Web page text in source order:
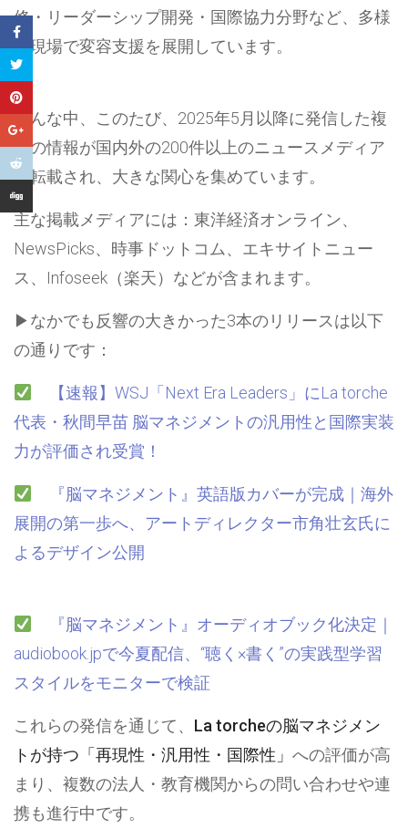
修・リーダーシップ開発・国際協力分野など、多様
な現場で変容支援を展開しています。
そんな中、このたび、2025年5月以降に発信した複
数の情報が国内外の200件以上のニュースメディア
に転載され、大きな関心を集めています。
主な掲載メディアには：東洋経済オンライン、
NewsPicks、時事ドットコム、エキサイトニュー
ス、Infoseek（楽天）などが含まれます。
▶︎なかでも反響の大きかった3本のリリースは以下
の通りです：
【速報】WSJ「Next Era Leaders」にLa torche
代表・秋間早苗 脳マネジメントの汎用性と国際実装
力が評価され受賞！
『脳マネジメント』英語版カバーが完成｜海外
展開の第一歩へ、アートディレクター市角壮玄氏に
よるデザイン公開
『脳マネジメント』オーディオブック化決定｜
audiobook.jpで今夏配信、“聴く×書く”の実践型学習
スタイルをモニターで検証
これらの発信を通じて、 La torcheの脳マネジメン
トが持つ「再現性・汎用性・国際性」 への評価が高
まり、複数の法人・教育機関からの問い合わせや連
携も進行中です。